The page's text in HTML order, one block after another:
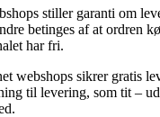
stiller garanti om
betinges af at ordren
har fri.
webshops sikrer gratis
til levering, som tit –